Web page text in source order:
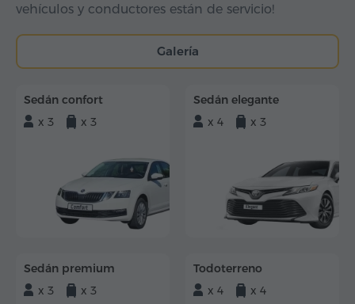
vehículos y conductores están de servicio!
Galería
Sedán confort
x 3
x 3
Sedán elegante
x 4
x 3
Sedán premium
x 3
x 3
Todoterreno
x 4
x 4